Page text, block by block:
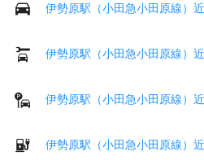
伊勢原駅（小田急小田原線）
伊勢原駅（小田急小田原線）
伊勢原駅（小田急小田原線）
伊勢原駅（小田急小田原線）